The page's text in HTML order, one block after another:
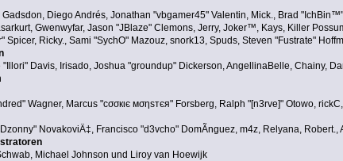
Gadsdon, Diego Andrés, Jonathan "vbgamer45" Valentin, Mick., Brad
Gwenwyfar, Jason "JBlaze" Clemons, Jerry, Joker™, Kays, Killer
Spicer, Ricky., Sami "SychO" Mazouz, snork13, Spuds, Steven "Fustrate"
"Illori" Davis, Irisado, Joshua "groundup" Dickerson, AngellinaBelle, Chainy,
Wagner, Marcus "cσσкιє мσηѕтєя" Forsberg, Ralph "[n3rve]" Otowo,
NovakoviÄ‡, Francisco "d3vcho" DomÃ­nguez, m4z, Relyana, Robert.,
Michael Johnson und Liroy van Hoewijk